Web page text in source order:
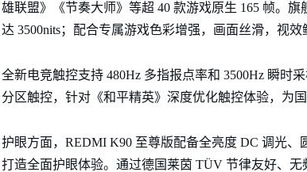
雄联盟》《节奏大师》等超 40 款游戏原生 165 帧。
达 3500nits；配合专属游戏色彩增强，画面丝滑，视效
全新电竞触控支持 480Hz 多指报点率和 3500Hz 瞬时
分区触控，针对《和平精英》深度优化触控体验，为
护眼方面，REDMI K90 至尊版配备全亮度 DC 调光
打造全面护眼体验。通过德国莱茵 TÜV 节律友好、